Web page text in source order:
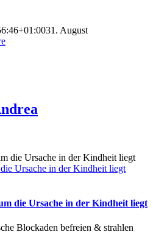
31. August
Ursache in der Kindheit liegt
die Ursache in der Kindheit liegt